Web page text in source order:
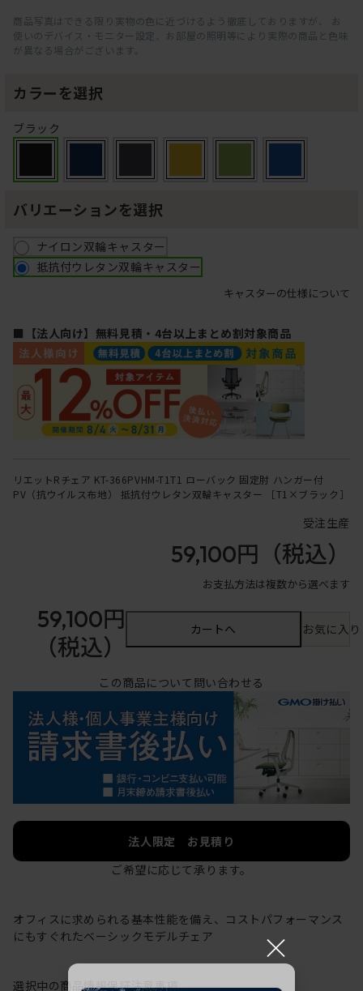
商品写真はできる限り実物の色に近づけるよう徹底しておりますが、 お
使いのデバイス・モニター設定、お部屋の照明等により実際の商品と色味
が異なる場合がございます。
カラーを選択
ブラック
バリエーションを選択
ナイロン双輪キャスター
抵抗付ウレタン双輪キャスター
キャスターの仕様について
■【法人向け】無料見積・4台以上まとめ割対象商品
リエットRチェア KT-366PVHM-T1T1 ローバック 固定肘 ハンガー付
PV（抗ウイルス布地） 抵抗付ウレタン双輪キャスター ［T1×ブラック］
受注生産
59,100円 （税込）
お支払方法は複数から選べます
59,100円
（税込）
カートへ お気に入
この商品について問い合わせる
法人限定 お見積り
ご希望に応じて承ります。
オフィスに求められる基本性能を備え、コストパフォーマンス
にもすぐれたベーシックモデルチェア
選択中の商品情報保証注意事項
×